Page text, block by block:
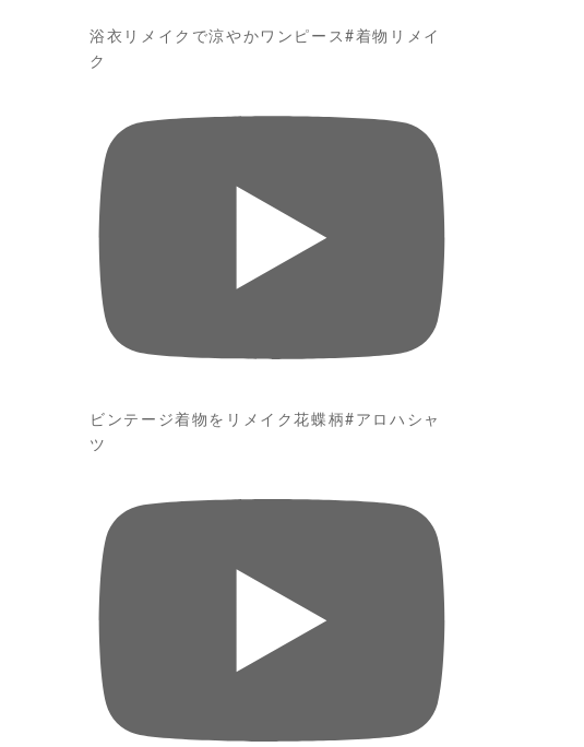
浴衣リメイクで涼やかワンピース#着物リメイ
ク
ビンテージ着物をリメイク花蝶柄#アロハシャ
ツ